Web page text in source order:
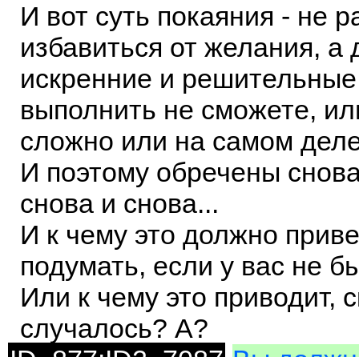
И вот суть покаяния - не
избавиться от желания, а
искренние и
выполнить не сможете,
сложно или на самом
И поэтому обречены
снова и снова...
И к чему это должно
подумать, если у вас не
Или к чему это приводит,
случалось? А?